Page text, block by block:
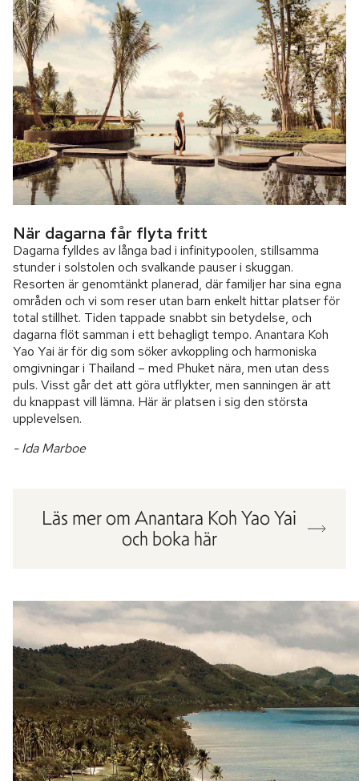
När dagarna får flyta fritt
Dagarna fylldes av långa bad i infinitypoolen, stillsamma
stunder i solstolen och svalkande pauser i skuggan.
Resorten är genomtänkt planerad, där familjer har sina egna
områden och vi som reser utan barn enkelt hittar platser för
total stillhet. Tiden tappade snabbt sin betydelse, och
dagarna flöt samman i ett behagligt tempo. Anantara Koh
Yao Yai är för dig som söker avkoppling och harmoniska
omgivningar i Thailand – med Phuket nära, men utan dess
puls. Visst går det att göra utflykter, men sanningen är att
du knappast vill lämna. Här är platsen i sig den största
upplevelsen.
- Ida Marboe
Läs mer om Anantara Koh Yao Yai
och boka här